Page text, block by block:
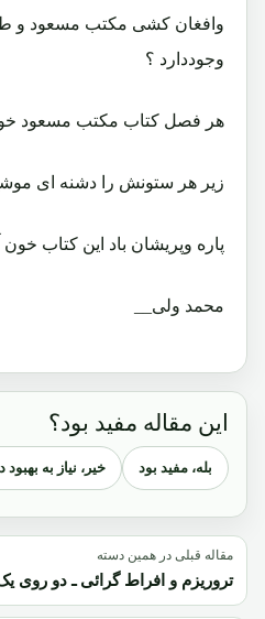
وافغان کشی مکتب مسعود و
وجوددارد ؟
هر فصل کتاب مکتب مسعود
زیر هر ستونش را دشنه ای
پاره وپریشان باد این کتاب خون
محمد ولی__
این مقاله مفید بود؟
بله، مفید بود خیر، نیاز به بهبود
مقاله قبلی در همین دسته
تروریزم و افراط گرائی ـ دو روی